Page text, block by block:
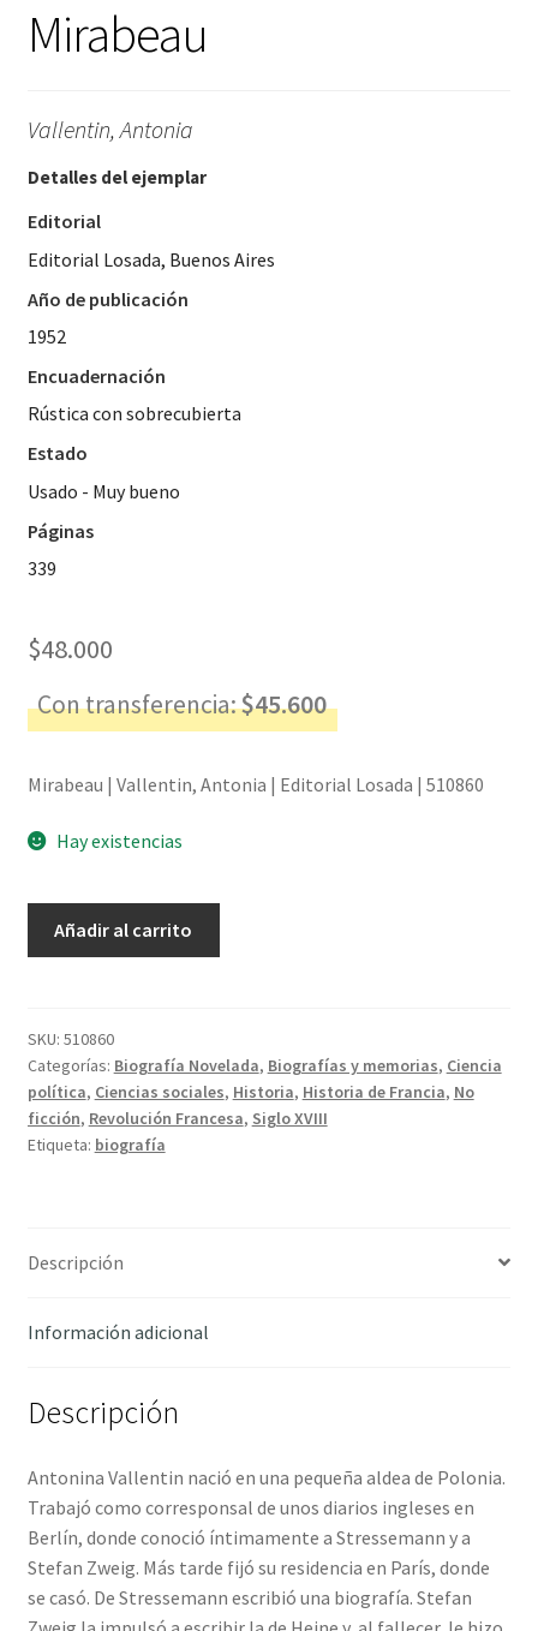
Mirabeau
Vallentin, Antonia
Detalles del ejemplar
Editorial
Editorial Losada, Buenos Aires
Año de publicación
1952
Encuadernación
Rústica con sobrecubierta
Estado
Usado - Muy bueno
Páginas
339
$48.000
Con transferencia:$45.600
Mirabeau | Vallentin, Antonia | Editorial Losada | 510860
Hay existencias
cantidad
Añadir al carrito
SKU: 510860
Categorías: Biografía Novelada, Biografías y memorias, Ciencia
política, Ciencias sociales, Historia, Historia de Francia, No
ficción, Revolución Francesa, Siglo XVIII
Etiqueta: biografía
Descripción
Información adicional
Descripción
Antonina Vallentin nació en una pequeña aldea de Polonia.
Trabajó como corresponsal de unos diarios ingleses en
Berlín, donde conoció íntimamente a Stressemann y a
Stefan Zweig. Más tarde fijó su residencia en París, donde
se casó. De Stressemann escribió una biografía. Stefan